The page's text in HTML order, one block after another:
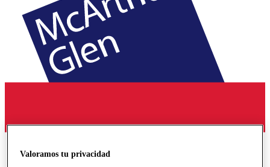
Valoramos tu privacidad